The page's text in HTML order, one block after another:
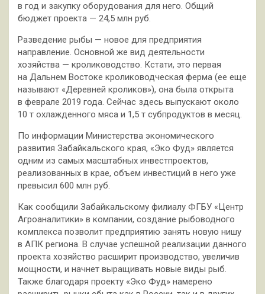
в год и закупку оборудования для него. Общий
бюджет проекта — 24,5 млн руб.
Разведение рыбы — новое для предприятия
направление. Основной же вид деятельности
хозяйства — кролиководство. Кстати, это первая
на Дальнем Востоке кролиководческая ферма (ее еще
называют «Деревней кроликов»), она была открыта
в феврале 2019 года. Сейчас здесь выпускают около
10 т охлажденного мяса и 1,5 т субпродуктов в месяц.
По информации Министерства экономического
развития Забайкальского края, «Эко Фуд» является
одним из самых масштабных инвестпроектов,
реализованных в крае, объем инвестиций в него уже
превысил 600 млн руб.
Как сообщили Забайкальскому филиалу ФГБУ «Центр
Агроаналитики» в компании, создание рыбоводного
комплекса позволит предприятию занять новую нишу
в АПК региона. В случае успешной реализации данного
проекта хозяйство расширит производство, увеличив
мощности, и начнет выращивать новые виды рыб.
Также благодаря проекту «Эко Фуд» намерено